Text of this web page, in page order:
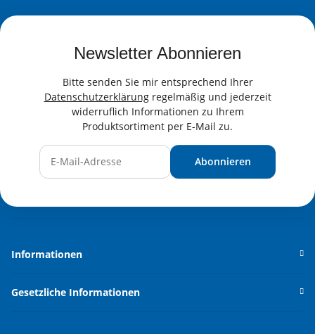
Newsletter Abonnieren
Bitte senden Sie mir entsprechend Ihrer
Datenschutzerklärungregelmäßig und jederzeit
widerruflich Informationen zu Ihrem
Produktsortiment per E-Mail zu.
Abonnieren
Informationen
Gesetzliche Informationen